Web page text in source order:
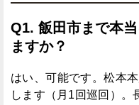
Q1. 飯田市まで本
ますか？
はい、可能です。松本
します（月1回巡回）。